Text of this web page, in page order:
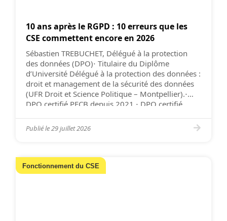
10 ans après le RGPD : 10 erreurs que les
CSE commettent encore en 2026
Sébastien TREBUCHET, Délégué à la protection
des données (DPO)⋅ Titulaire du Diplôme
d’Université Délégué à la protection des données :
droit et management de la sécurité des données
(UFR Droit et Science Politique – Montpellier).⋅
DPO certifié PECB depuis 2021.⋅ DPO certifié
Adhérent à l’AFCDP (Association française des […]
Publié le29 juillet 2026
Fonctionnement du CSE